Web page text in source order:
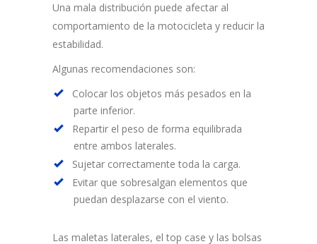
Una mala distribución puede afectar al
comportamiento de la motocicleta y reducir la
estabilidad.
Algunas recomendaciones son:
Colocar los objetos más pesados en la
parte inferior.
Repartir el peso de forma equilibrada
entre ambos laterales.
Sujetar correctamente toda la carga.
Evitar que sobresalgan elementos que
puedan desplazarse con el viento.
Las maletas laterales, el top case y las bolsas